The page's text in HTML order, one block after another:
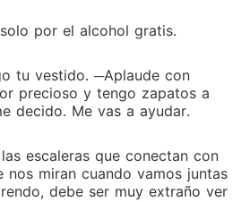
por el alcohol gratis.
tu vestido. ─Aplaude con
precioso y tengo zapatos a
decido. Me vas a ayudar.
escaleras que conectan con
nos miran cuando vamos juntas
debe ser muy extraño ver